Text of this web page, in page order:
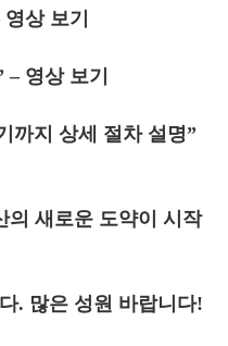
상 보기
영상 보기
까지 상세 절차 설명”
의 새로운 도약이 시작
. 많은 성원 바랍니다!